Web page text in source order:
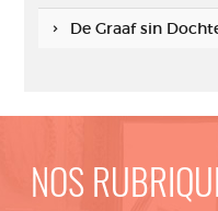
De Graaf sin
NOS